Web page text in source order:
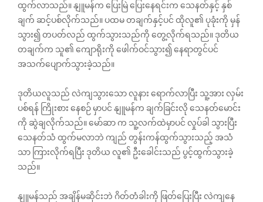
ထွက်လာသည်။ နျူမန်က ပြေးမြဲ ပြေးနေရင်းက သေနတ်နှင့် နှစ်
ချက် ဆင့်ပစ်လိုက်သည်။ ပထမ တချက်နှင့်ပင် ထိုလူ၏ ပုခုံးကို မှန်
သွား၍ တပတ်လည် ထွက်သွားသည်ကို တွေ့လိုက်ရသည်။ ဒုတိယ
တချက်က သူ၏ ကျောရိုးကို ဖေါက်ဝင်သွား၍ နေရာတွင်ပင်
အသက်ပျောက်သွားခဲ့သည်။
ဒုတိယလူသည် လဲကျသွားသော လူနား ရောက်လာပြီး သူ့အား လှမ်း
ပစ်ရန် ကြိုးစား နေစဉ် မှာပင် နျူမန်က ချက်ခြင်းလို သေနတ်မောင်း
ကို ဆွဲချလိုက်သည်။ မော်ဆာ က သူ့လက်ထဲမှာပင် လှုပ်ခါ သွားပြီး
သေနတ်သံ ထွက်မလာဘဲ ကျည် တွန်းကန်ထွက်သွားသည့် အသံ
သာ ကြားလိုက်ရပြီး ဒုတိယ လူ၏ ဦးခေါင်းသည် ပွင့်ထွက်သွားခဲ့
သည်။
နျူမန်သည် အချိန်မဆိုင်းဘဲ ဂိတ်တံခါးကို ဖြတ်ပြေးပြီး လဲကျနေ